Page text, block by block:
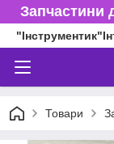
Запчастини
Товари